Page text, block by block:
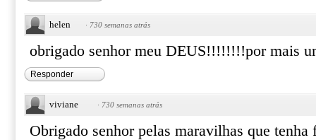
helen · 730 semanas atrás
obrigado senhor meu DEUS!!!!!!!!por mais
Responder
viviane · 730 semanas atrás
Obrigado senhor pelas maravilhas que